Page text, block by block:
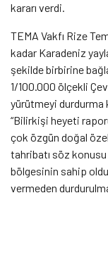
kararı verdi.
TEMA Vakfı Rize
kadar Karadeniz
şekilde birbirine
1/100.000 ölçekli
yürütmeyi durdurma
“Bilirkişi heyeti
çok özgün doğal
tahribatı söz
bölgesinin sahip
vermeden